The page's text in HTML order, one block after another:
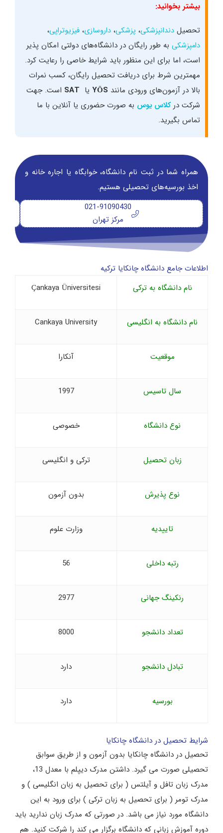
بیشتر بخوانید:
تحصیل دندانپزشکی، پزشکی، داروسازی، فیزیوتراپی،
دامپزشکی به طور رایگان در دانشگاه‌‌های دولتی امکان‌ پذیر
است، اما برای این منظور باید شرایط خاصی را رعایت کرد.
مهمترین شرط برای دریافت تحصیل رایگان، کسب نمرات
بالا در آزمون‌های ورودی مانند YÖS یا SAT است. جهت
شرکت درکلاس یوس به صورت حضوری یا آنلاین با ما
تماس بگیرید.
همراه شما در ثبت نام دانشگاه‌، خوابگاه یا اجاره خانه و
اخذ بورسیه‌های تحصیلی هستیم.
021-91090430
مرکز تهران
اطلاعات جامع دانشگاه چانکایا ترکیه
نام دانشگاه به ترکی
Çankaya Üniversitesi
نام دانشگاه به انگلیسی Cankaya University
موقعیت آنکارا
سال تاسیس 1997
نوع دانشگاه خصوصی
زبان تحصیل ترکی و انگلیسی
نوع پذیرش بدون آزمون
تاییدیه وزارت علوم
رتبه داخلی 56
رنکینگ جهانی 2977
تعداد دانشجو 8000
تبادل دانشجو دارد
بورسیه دارد
شرایط تحصیل در دانشگاه چانکایا
تحصیل در دانشگاه چانکایا بدون آزمون و از طریق سوابق
تحصیلی صورت می گیرد. داشتن مدرک دیپلم با معدل 13،
مدرک زبان تافل و آیلتس ( برای تحصیل به زبان انگلیسی ) و
مدرک تومر ( برای تحصیل به زبان ترکی ) برای ورود به این
دانشگاه مورد نیاز می باشد. در صورتی که مدرک زبان ندارید باید
دوره آموزش زبانی که دانشگاه برگزار می کند را شرکت کنید. هم